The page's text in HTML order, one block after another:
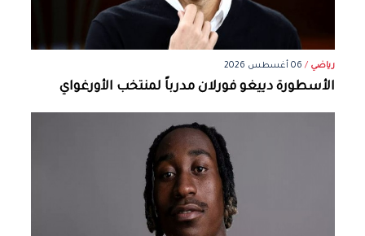
رياضي / 06 أغسطس 2026
الأسطورة دييغو فورلان مدرباً لمنتخب الأورغواي